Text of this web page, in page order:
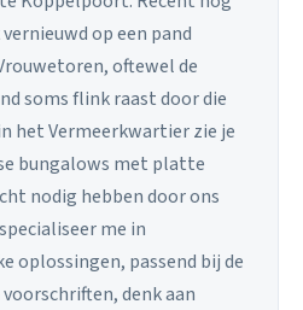
op een pand
oftewel de
soms flink raast door die
het Vermeerkwartier zie je
bungalows met platte
nodig hebben door ons
me in
oplossingen, passend bij de
denk aan